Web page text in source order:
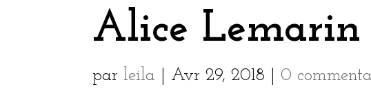
Alice Lemarin
par leila Avr 29, 2018 0